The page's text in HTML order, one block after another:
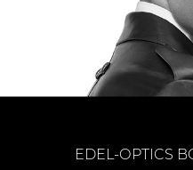
EDEL-OPTICS